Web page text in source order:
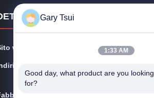
DI CONTATTO
web: opendisplayfridge.com
fei, Anhui, Cina
Gary Tsui
1:33 AM
Good day, what product are you looking
for?